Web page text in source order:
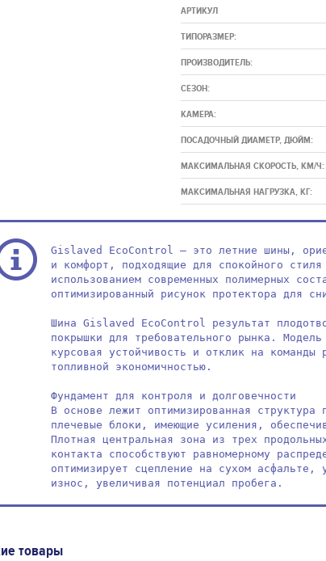
АРТИКУЛ
ТИПОРАЗМЕР:
ПРОИЗВОДИТЕЛЬ:
СЕЗОН:
КАМЕРА:
ПОСАДОЧНЫЙ ДИАМЕТР, ДЮЙМ:
МАКСИМАЛЬНАЯ СКОРОСТЬ, КМ/Ч:
МАКСИМАЛЬНАЯ НАГРУЗКА, КГ:
Gislaved EcoControl — это летние шины,
и комфорт, подходящие для спокойного
использованием современных полимерных
оптимизированный рисунок протектора для
Шина Gislaved EcoControl результат
покрышки для требовательного рынка.
курсовая устойчивость и отклик на команды
топливной экономичностью.
Фундамент для контроля и долговечности
В основе лежит оптимизированная структура
плечевые блоки, имеющие усиления,
Плотная центральная зона из трех
контакта способствуют равномерному
оптимизирует сцепление на сухом асфальте,
износ, увеличивая потенциал пробега.
товары